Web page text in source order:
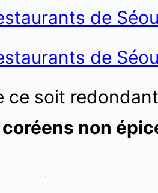
de
de
ce soit
non